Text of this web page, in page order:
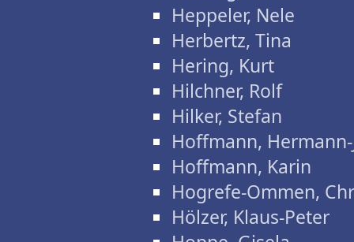
Heppeler, Nele
Herbertz, Tina
Hering, Kurt
Hilchner, Rolf
Hilker, Stefan
Hoffmann, Hermann-
Hoffmann, Karin
Hogrefe-Ommen,
Hölzer, Klaus-Peter